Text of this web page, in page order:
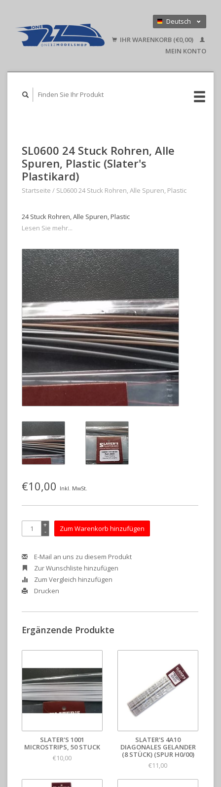
Deutsch
English
IHR WARENKORB (€0,00)
MEIN KONTO
SL0600 24 Stuck Rohren, Alle
Spuren, Plastic (Slater's
Plastikard)
Startseite / SL0600 24 Stuck Rohren, Alle Spuren, Plastic
24 Stuck Rohren, Alle Spuren, Plastic
Lesen Sie mehr...
€10,00 Inkl. MwSt.
+
- Zum Warenkorb hinzufügen
E-Mail an uns zu diesem Produkt
Zur Wunschliste hinzufügen
Zum Vergleich hinzufügen
Drucken
Ergänzende Produkte
SLATER'S 1001
MICROSTRIPS, 50 STUCK
€10,00
SLATER'S 4A10
DIAGONALES GELANDER
(8 STÜCK) (SPUR H0/00)
€11,00